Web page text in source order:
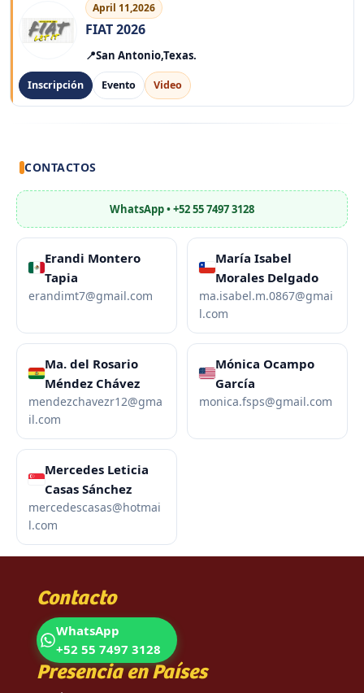
April 11,2026
FIAT 2026
San Antonio,Texas.
Inscripción Evento Video
CONTACTOS
WhatsApp • +52 55 7497 3128
Erandi Montero
Tapia
erandimt7@gmail.com
María Isabel
Morales Delgado
ma.isabel.m.0867@gmai
l.com
Ma. del Rosario
Méndez Chávez
mendezchavezr12@gma
il.com
Mónica Ocampo
García
monica.fsps@gmail.com
Mercedes Leticia
Casas Sánchez
mercedescasas@hotmai
l.com
Contacto
WhatsApp
+52 55 7497 3128
Presencia en Países